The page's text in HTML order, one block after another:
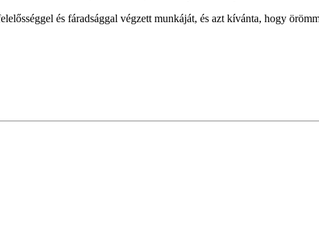
és fáradsággal végzett munkáját, és azt kívánta, hogy